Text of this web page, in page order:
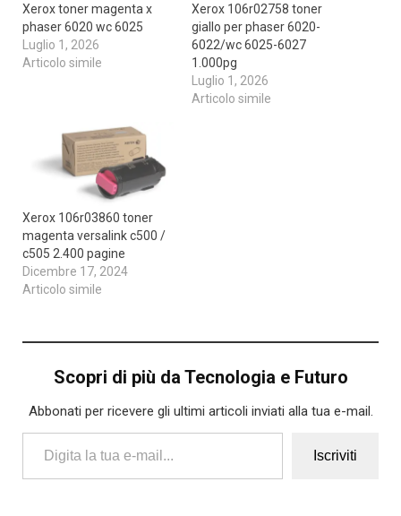
Xerox toner magenta x
phaser 6020 wc 6025
Luglio 1, 2026
Articolo simile
Xerox 106r02758 toner
giallo per phaser 6020-
6022/wc 6025-6027
1.000pg
Luglio 1, 2026
Articolo simile
Xerox 106r03860 toner
magenta versalink c500 /
c505 2.400 pagine
Dicembre 17, 2024
Articolo simile
Scopri di più da Tecnologia e Futuro
Abbonati per ricevere gli ultimi articoli inviati alla tua e-mail.
Digita la tua e-mail...
Iscriviti